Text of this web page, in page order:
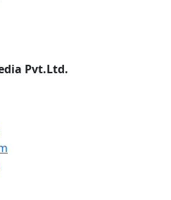
Pvt.Ltd.